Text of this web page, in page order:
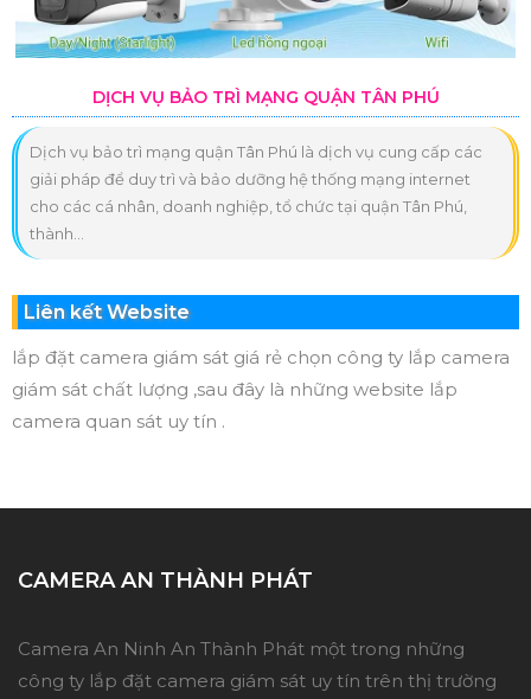
DỊCH VỤ BẢO TRÌ MẠNG QUẬN TÂN PHÚ
Dịch vụ bảo trì mạng quận Tân Phú là dịch vụ cung cấp các
giải pháp để duy trì và bảo dưỡng hệ thống mạng internet
cho các cá nhân, doanh nghiệp, tổ chức tại quận Tân Phú,
thành...
Liên kết Website
lắp đặt camera giám sát giá rẻ chọn công ty lắp camera
giám sát chất lượng ,sau đây là những website lắp
camera quan sát uy tín .
CAMERA AN THÀNH PHÁT
Camera An Ninh An Thành Phát một trong những
công ty lắp đặt camera giám sát uy tín trên thị trường